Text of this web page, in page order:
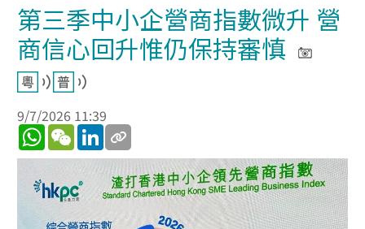
第三季中小企營商指數微升 營
商信心回升惟仍保持審慎
9/7/2026 11:39
WhatsApp
WeChatLinkedIn